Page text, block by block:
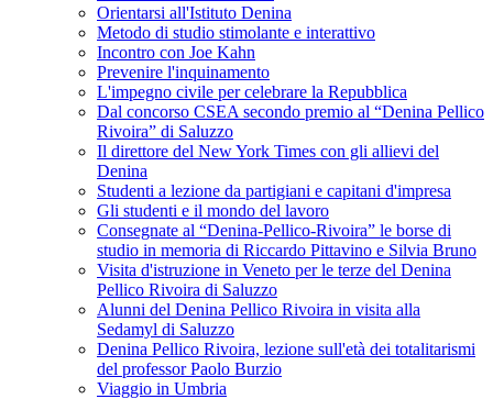
Orientarsi all'Istituto Denina
Metodo di studio stimolante e interattivo
Incontro con Joe Kahn
Prevenire l'inquinamento
L'impegno civile per celebrare la Repubblica
Dal concorso CSEA secondo premio al “Denina Pellico
Rivoira” di Saluzzo
Il direttore del New York Times con gli allievi del
Denina
Studenti a lezione da partigiani e capitani d'impresa
Gli studenti e il mondo del lavoro
Consegnate al “Denina-Pellico-Rivoira” le borse di
studio in memoria di Riccardo Pittavino e Silvia Bruno
Visita d'istruzione in Veneto per le terze del Denina
Pellico Rivoira di Saluzzo
Alunni del Denina Pellico Rivoira in visita alla
Sedamyl di Saluzzo
Denina Pellico Rivoira, lezione sull'età dei totalitarismi
del professor Paolo Burzio
Viaggio in Umbria